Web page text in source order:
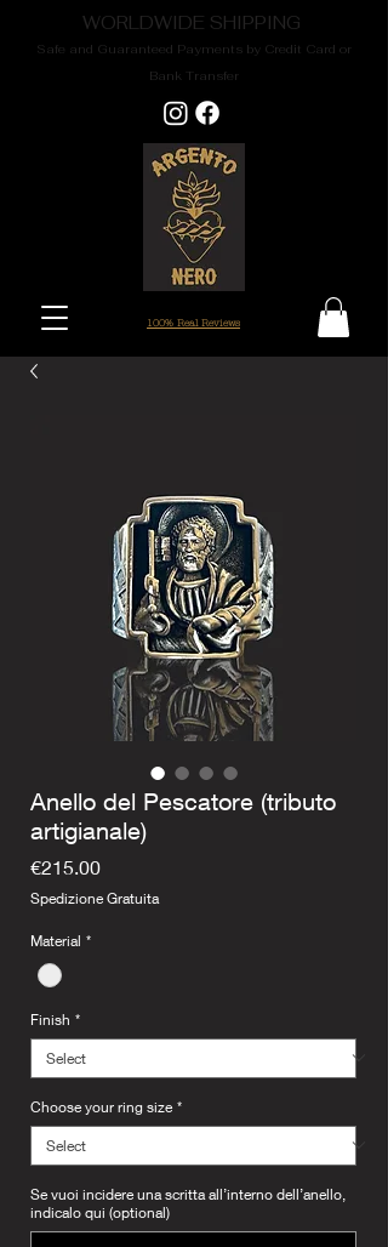
WORLDWIDE SHIPPING
Safe and Guaranteed Payments by Credit Card or
Bank Transfer
100% Real Reviews
Anello del Pescatore (tributo
artigianale)
€215.00Price
Spedizione Gratuita
Material *
Finish *
Choose your ring size *
Se vuoi incidere una scritta all’interno dell’anello,
indicalo qui (optional)